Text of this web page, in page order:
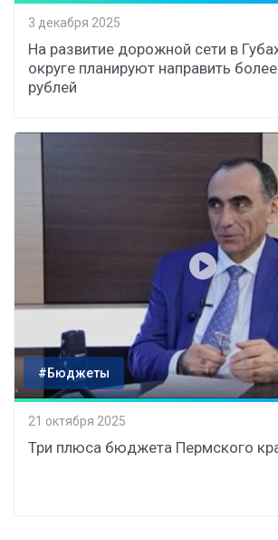
3 декабря 2025
На развитие дорожной сети в
округе планируют направить
рублей
#Бюджеты
21 октября 2025
Три плюса бюджета Пермского